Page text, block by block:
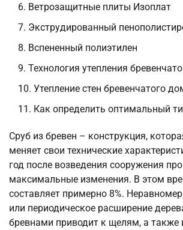
Ветрозащитные плиты Изоплат
Экструдированный
Вспененный полиэтилен
Технология утепления
Утепление стен бревенчатого
Как определить оптимальный
Сруб из бревен – конструкция,
меняет свои технические
год после возведения сооружения
максимальные изменения. В этом
составляет примерно 8%.
или периодическое расширение
бревнами приводит к щелям, а также